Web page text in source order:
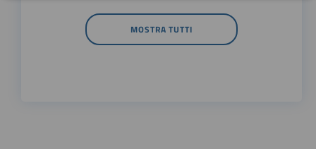
MOSTRA TUTTI